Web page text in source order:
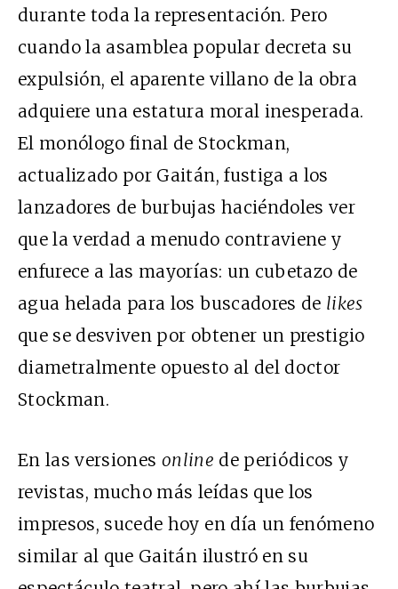
durante toda la representación. Pero
cuando la asamblea popular decreta su
expulsión, el aparente villano de la obra
adquiere una estatura moral inesperada.
El monólogo final de Stockman,
actualizado por Gaitán, fustiga a los
lanzadores de burbujas haciéndoles ver
que la verdad a menudo contraviene y
enfurece a las mayorías: un cubetazo de
agua helada para los buscadores de likes
que se desviven por obtener un prestigio
diametralmente opuesto al del doctor
Stockman.
En las versiones online de periódicos y
revistas, mucho más leídas que los
impresos, sucede hoy en día un fenómeno
similar al que Gaitán ilustró en su